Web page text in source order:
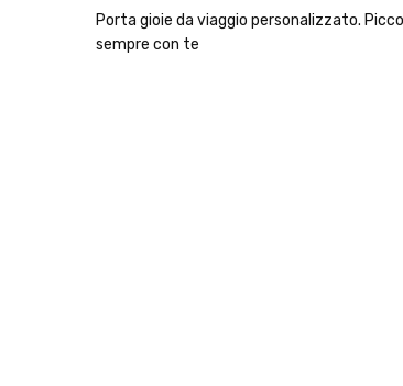
Porta gioie da viaggio personalizzato.
sempre con te